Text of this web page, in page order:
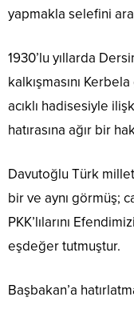
yapmakla selefini
1930’lu yıllarda
kalkışmasını
acıklı hadisesiyle
hatırasına ağır bir
Davutoğlu Türk
bir ve aynı görmüş;
PKK’lılarını
eşdeğer tutmuştur.
Başbakan’a